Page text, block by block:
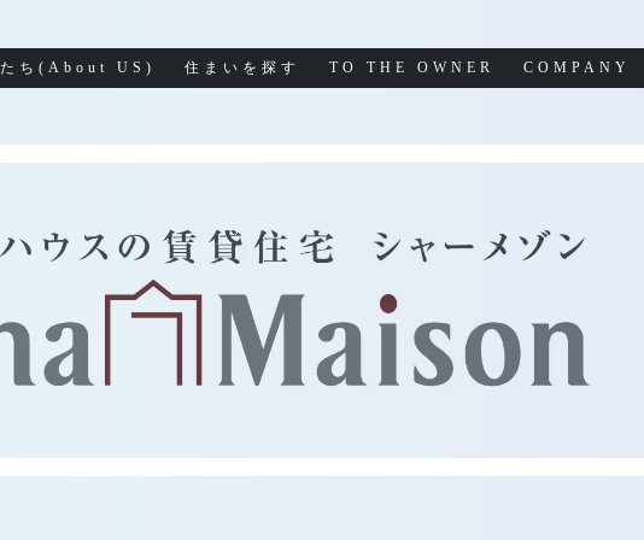
ち(About US) 住まいを探す TO THE OWNER COMPANY